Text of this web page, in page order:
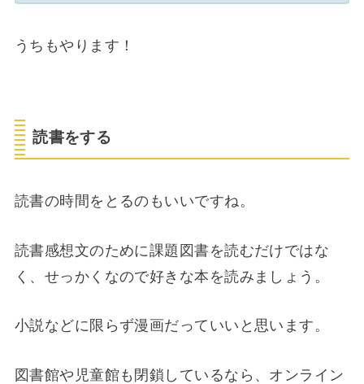
うちもやります！
読書をする
読書の時間をとるのもいいですね。
読書感想文のために課題図書を読むだけではな
く、せっかくなので好きな本を読みましょう。
小説などに限らず漫画だっていいと思います。
図書館や児童館も閉鎖しているなら、オンライン